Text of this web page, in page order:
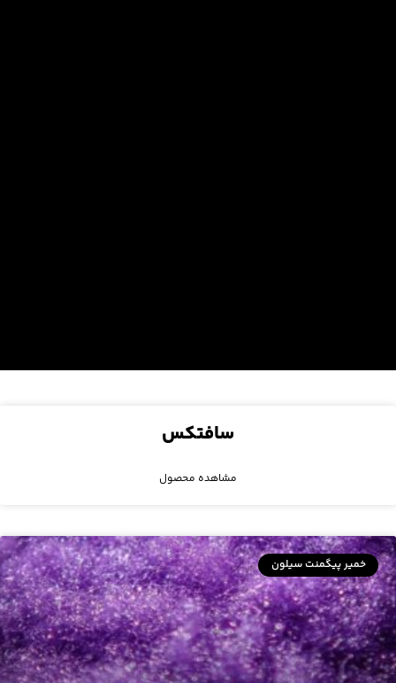
سافتکس
مشاهده محصول
خمیر پیگمنت سیلون